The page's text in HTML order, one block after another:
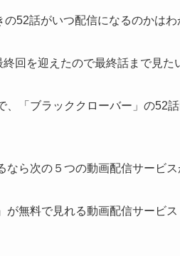
52話がいつ配信になるのかはわ
回を迎えたので最終話まで見た
、「ブラッククローバー」の52
なら次の５つの動画配信サービス
が無料で見れる動画配信サービス